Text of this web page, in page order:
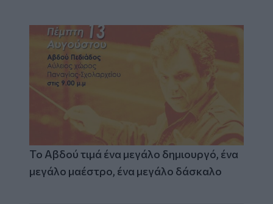
Το Αβδού τιμά ένα μεγάλο δημιουργό, ένα
μεγάλο μαέστρο, ένα μεγάλο δάσκαλο